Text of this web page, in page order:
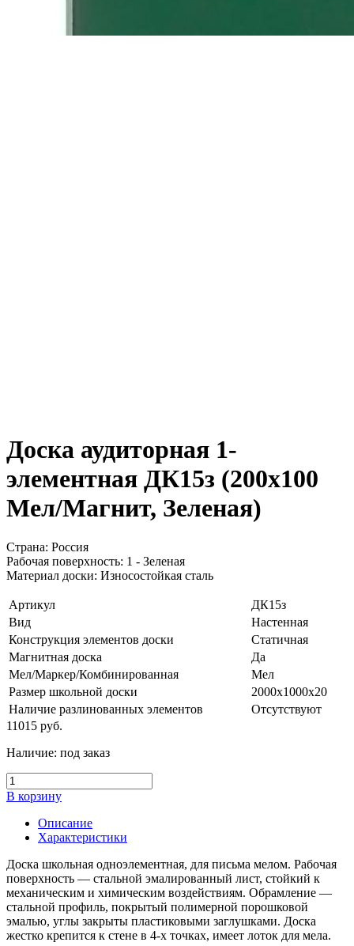
Доска аудиторная 1-
элементная ДК15з (200х100
Мел/Магнит, Зеленая)
Страна: Россия
Рабочая поверхность: 1 - Зеленая
Материал доски: Износостойкая сталь
Артикул
ДК15з
Вид
Настенная
Конструкция элементов доски
Статичная
Магнитная доска
Да
Мел/Маркер/Комбинированная
Мел
Размер школьной доски
2000x1000x20
Наличие разлинованных элементов
Отсутствуют
11015 руб.
Наличие: под заказ
В корзину
Описание
Характеристики
Доска школьная одноэлементная, для письма мелом. Рабочая
поверхность — стальной эмалированный лист, стойкий к
механическим и химическим воздействиям. Обрамление —
стальной профиль, покрытый полимерной порошковой
эмалью, углы закрыты пластиковыми заглушками. Доска
жестко крепится к стене в 4-х точках, имеет лоток для мела.